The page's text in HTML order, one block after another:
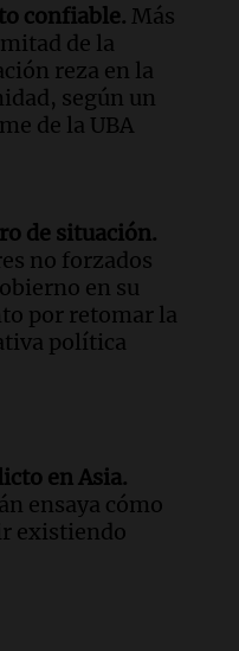
confiable. Más
de la
reza en la
según un
de la UBA
de situación.
no forzados
en su
por retomar la
política
en Asia.
ensaya cómo
existiendo